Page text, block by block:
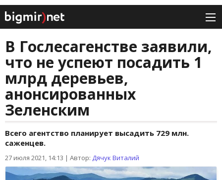
В Гослесагенстве заявили,
что не успеют посадить 1
млрд деревьев,
анонсированных
Зеленским
Всего агентство планирует высадить 729 млн.
саженцев.
27 июля 2021, 14:13 | Автор: Дячук Виталий